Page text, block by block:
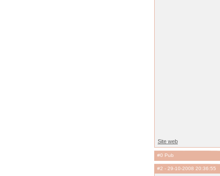
Site web
#0 Pub
#2 - 29-10-2008 20:36:55